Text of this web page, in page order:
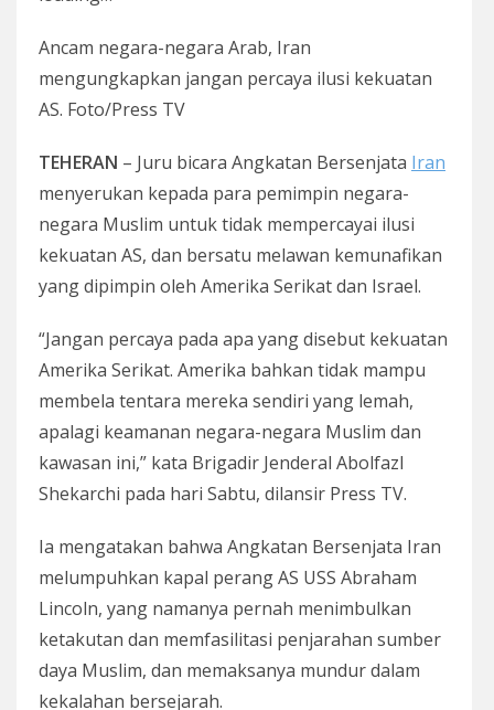
Ancam negara-negara Arab, Iran
mengungkapkan jangan percaya ilusi kekuatan
AS. Foto/Press TV
TEHERAN – Juru bicara Angkatan Bersenjata Iran
menyerukan kepada para pemimpin negara-
negara Muslim untuk tidak mempercayai ilusi
kekuatan AS, dan bersatu melawan kemunafikan
yang dipimpin oleh Amerika Serikat dan Israel.
“Jangan percaya pada apa yang disebut kekuatan
Amerika Serikat. Amerika bahkan tidak mampu
membela tentara mereka sendiri yang lemah,
apalagi keamanan negara-negara Muslim dan
kawasan ini,” kata Brigadir Jenderal Abolfazl
Shekarchi pada hari Sabtu, dilansir Press TV.
Ia mengatakan bahwa Angkatan Bersenjata Iran
melumpuhkan kapal perang AS USS Abraham
Lincoln, yang namanya pernah menimbulkan
ketakutan dan memfasilitasi penjarahan sumber
daya Muslim, dan memaksanya mundur dalam
kekalahan bersejarah.